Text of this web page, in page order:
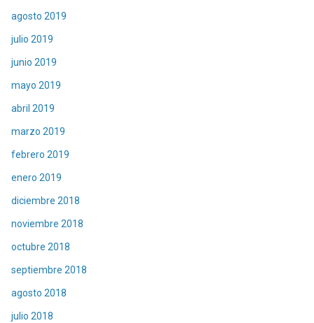
agosto 2019
julio 2019
junio 2019
mayo 2019
abril 2019
marzo 2019
febrero 2019
enero 2019
diciembre 2018
noviembre 2018
octubre 2018
septiembre 2018
agosto 2018
julio 2018